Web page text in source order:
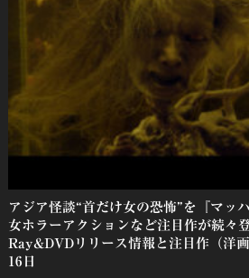
アジア怪談“首だけ女の恐怖”を『マッ
女ホラーアクションなど注目作が続々
Ray&DVDリリース情報と注目作（洋
16日